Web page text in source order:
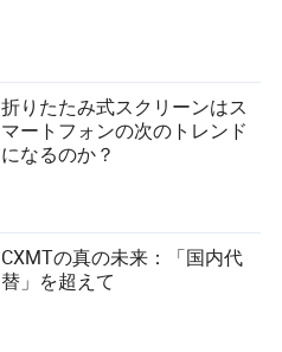
折りたたみ式スクリーンはス
マートフォンの次のトレンド
になるのか？
CXMTの真の未来：「国内代
替」を超えて